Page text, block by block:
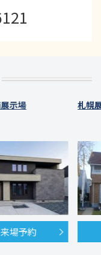
示場
場予約
札幌